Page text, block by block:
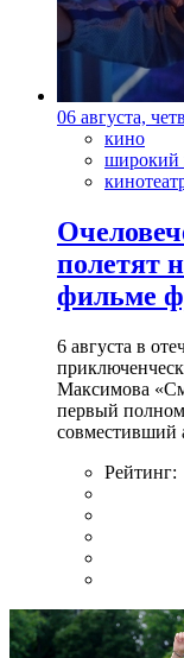
06 августа,
кино
широкий
полетят
фильме
6 августа в
Максимова
первый
совместивший
Рейтинг: